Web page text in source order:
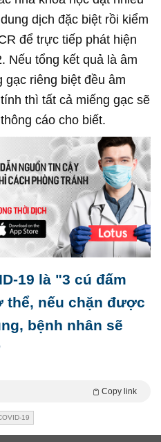
dịch đặc biệt rồi kiểm
để trực tiếp phát hiện
Nếu tổng kết quả là âm
gạc riêng biệt đều âm
thì tất cả miếng gạc sẽ
cáo cho biết.
19 là "3 cú đấm
thể, nếu chặn được
bệnh nhân sẽ
Copy link
19